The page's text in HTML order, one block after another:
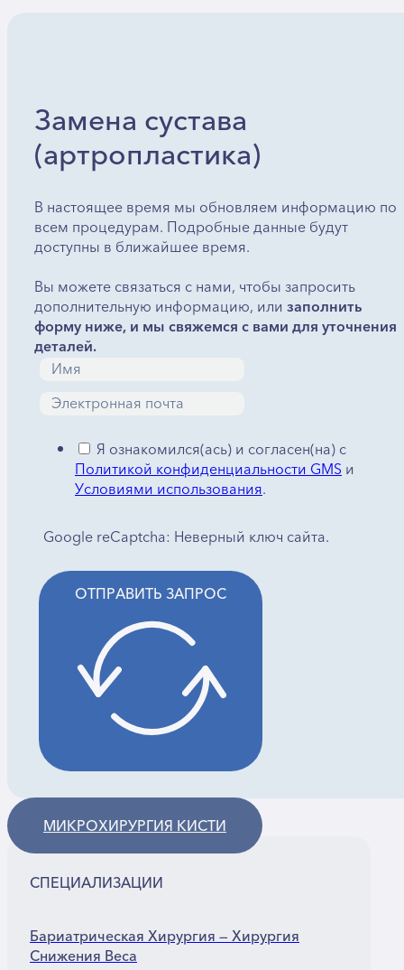
Замена сустава
(артропластика)
В настоящее время мы обновляем информацию по
всем процедурам. Подробные данные будут
доступны в ближайшее время.
Вы можете связаться с нами, чтобы запросить
дополнительную информацию, или заполнить
форму ниже, и мы свяжемся с вами для уточнения
деталей.
Я ознакомился(ась) и согласен(на) с
Политикой конфиденциальности GMSи
Условиями использования.
Google reCaptcha: Неверный ключ сайта.
ОТПРАВИТЬ ЗАПРОС
МИКРОХИРУРГИЯ КИСТИ
СПЕЦИАЛИЗАЦИИ
Бариатрическая Хирургия — Хирургия
Снижения Веса